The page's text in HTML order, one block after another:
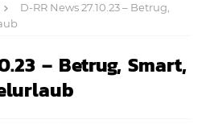
D-RR News 27.10.23 – Betrug,
– Betrug, Smart,